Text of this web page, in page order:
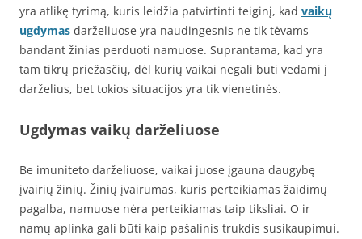
yra atlikę tyrimą, kuris leidžia patvirtinti teiginį, kad vaikų
ugdymas darželiuose yra naudingesnis ne tik tėvams
bandant žinias perduoti namuose. Suprantama, kad yra
tam tikrų priežasčių, dėl kurių vaikai negali būti vedami į
darželius, bet tokios situacijos yra tik vienetinės.
Ugdymas vaikų darželiuose
Be imuniteto darželiuose, vaikai juose įgauna daugybę
įvairių žinių. Žinių įvairumas, kuris perteikiamas žaidimų
pagalba, namuose nėra perteikiamas taip tiksliai. O ir
namų aplinka gali būti kaip pašalinis trukdis susikaupimui.